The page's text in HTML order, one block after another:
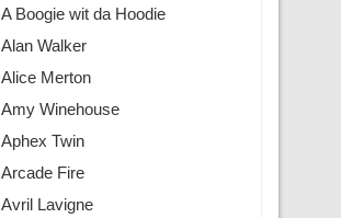
A Boogie wit da Hoodie
Alan Walker
Alice Merton
Amy Winehouse
Aphex Twin
Arcade Fire
Avril Lavigne